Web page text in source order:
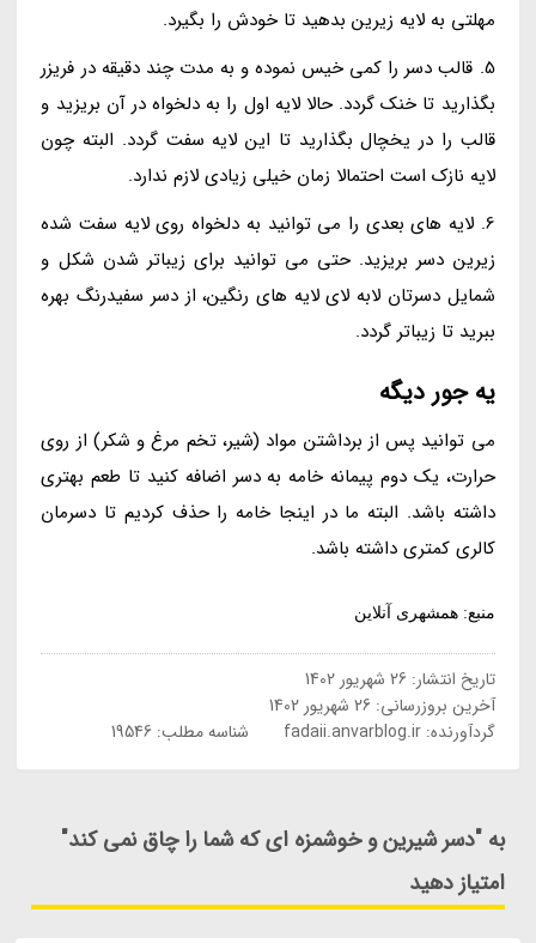
مهلتی به لایه زیرین بدهید تا خودش را بگیرد.
5. قالب دسر را کمی خیس نموده و به مدت چند دقیقه در فریزر
بگذارید تا خنک گردد. حالا لایه اول را به دلخواه در آن بریزید و
قالب را در یخچال بگذارید تا این لایه سفت گردد. البته چون
لایه نازک است احتمالا زمان خیلی زیادی لازم ندارد.
6. لایه های بعدی را می توانید به دلخواه روی لایه سفت شده
زیرین دسر بریزید. حتی می توانید برای زیباتر شدن شکل و
شمایل دسرتان لابه لای لایه های رنگین، از دسر سفیدرنگ بهره
ببرید تا زیباتر گردد.
یه جور دیگه
می توانید پس از برداشتن مواد (شیر، تخم مرغ و شکر) از روی
حرارت، یک دوم پیمانه خامه به دسر اضافه کنید تا طعم بهتری
داشته باشد. البته ما در اینجا خامه را حذف کردیم تا دسرمان
کالری کمتری داشته باشد.
منبع: همشهری آنلاین
تاریخ انتشار: 26 شهریور 1402
آخرین بروزرسانی: 26 شهریور 1402
گردآورنده:fadaii.anvarblog.ir شناسه مطلب: 19546
به "دسر شیرین و خوشمزه ای که شما را چاق نمی کند"
امتیاز دهید